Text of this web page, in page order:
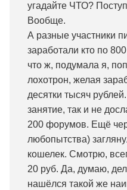
угадайте ЧТО?
Вообще.
А разные участники
заработали кто по
что ж, подумала я,
лохотрон, желая
десятки тысяч
занятие, так и не
200 форумов. Ещё
любопытства)
кошелек. Смотрю,
20 руб. Да, думаю,
нашёлся такой же